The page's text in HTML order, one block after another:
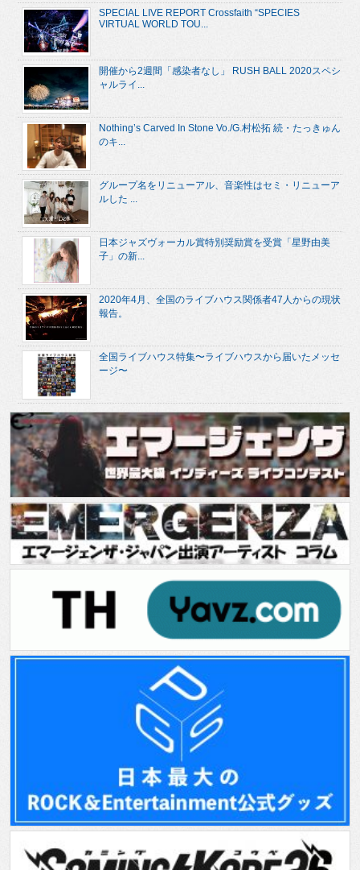
SPECIAL LIVE REPORT Crossfaith “SPECIES
VIRTUAL WORLD TOU...
開催から2週間「感染者なし」 RUSH BALL 2020スペシ
ャルライ...
Nothing’s Carved In Stone Vo./G.村松拓 続・たっきゅん
のキ...
グループ名をリニューアル、音楽性はセミ・リニューア
ルした ...
日本ジャズヴォーカル賞特別奨励賞を受賞「星野由美
子」の新...
2020年4月、全国のライブハウス関係者47人からの現状
報告。
全国ライブハウス特集〜ライブハウスから届いたメッセ
ージ〜